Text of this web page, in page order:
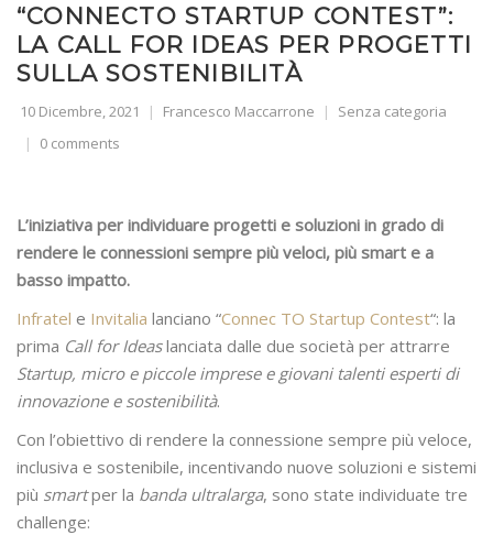
“CONNECTO STARTUP CONTEST”:
LA CALL FOR IDEAS PER PROGETTI
SULLA SOSTENIBILITÀ
10 Dicembre, 2021 Francesco Maccarrone
Senza categoria
0 comments
L’iniziativa per individuare progetti e soluzioni in grado di
rendere le connessioni sempre più veloci, più smart e a
basso impatto.
Infratel e Invitalia lanciano “Connec TO Startup Contest“: la
prima Call for Ideaslanciata dalle due società per attrarre
Startup, micro e piccole imprese e giovani talenti esperti di
innovazione e sostenibilità.
Con l’obiettivo di rendere la connessione sempre più veloce,
inclusiva e sostenibile, incentivando nuove soluzioni e sistemi
più smartper la banda ultralarga, sono state individuate tre
challenge: